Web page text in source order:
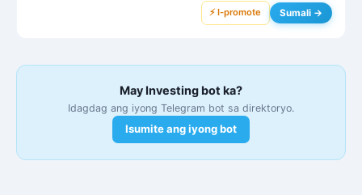
⚡ I-promote Sumali →
May Investing bot ka?
Idagdag ang iyong Telegram bot sa direktoryo.
Isumite ang iyong bot